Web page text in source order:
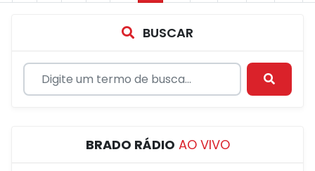
BUSCAR
BRADO RÁDIO AO VIVO